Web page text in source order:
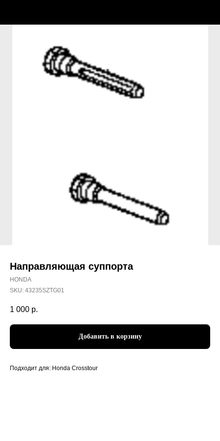
Направляющая суппорта
HONDA
SKU: 43235SZTG01
1 000 р.
Добавить в корзину
Подходит для: Honda Crosstour